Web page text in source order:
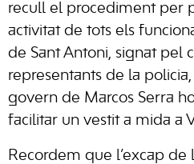
recull el procediment per
activitat de tots els
de Sant Antoni, signat pel
representants de la policia,
govern de Marcos Serra
facilitar un vestit a mida a
Recordem que l’excap de